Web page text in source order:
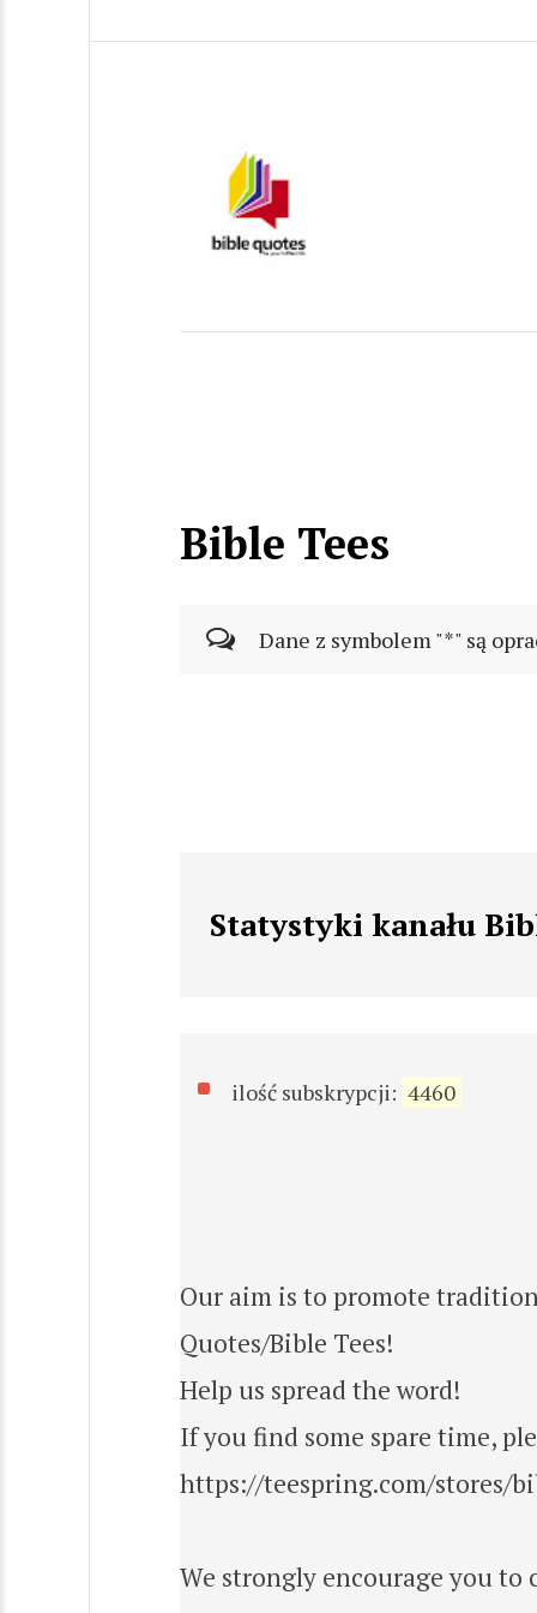
Bible Tees
Dane z symbolem "*" są
Statystyki kanału
ilość subskrypcji: 4460
Our aim is to promote
Quotes/Bible Tees!
Help us spread the word!
If you find some spare time,
https://teespring.com/stores/
We strongly encourage you